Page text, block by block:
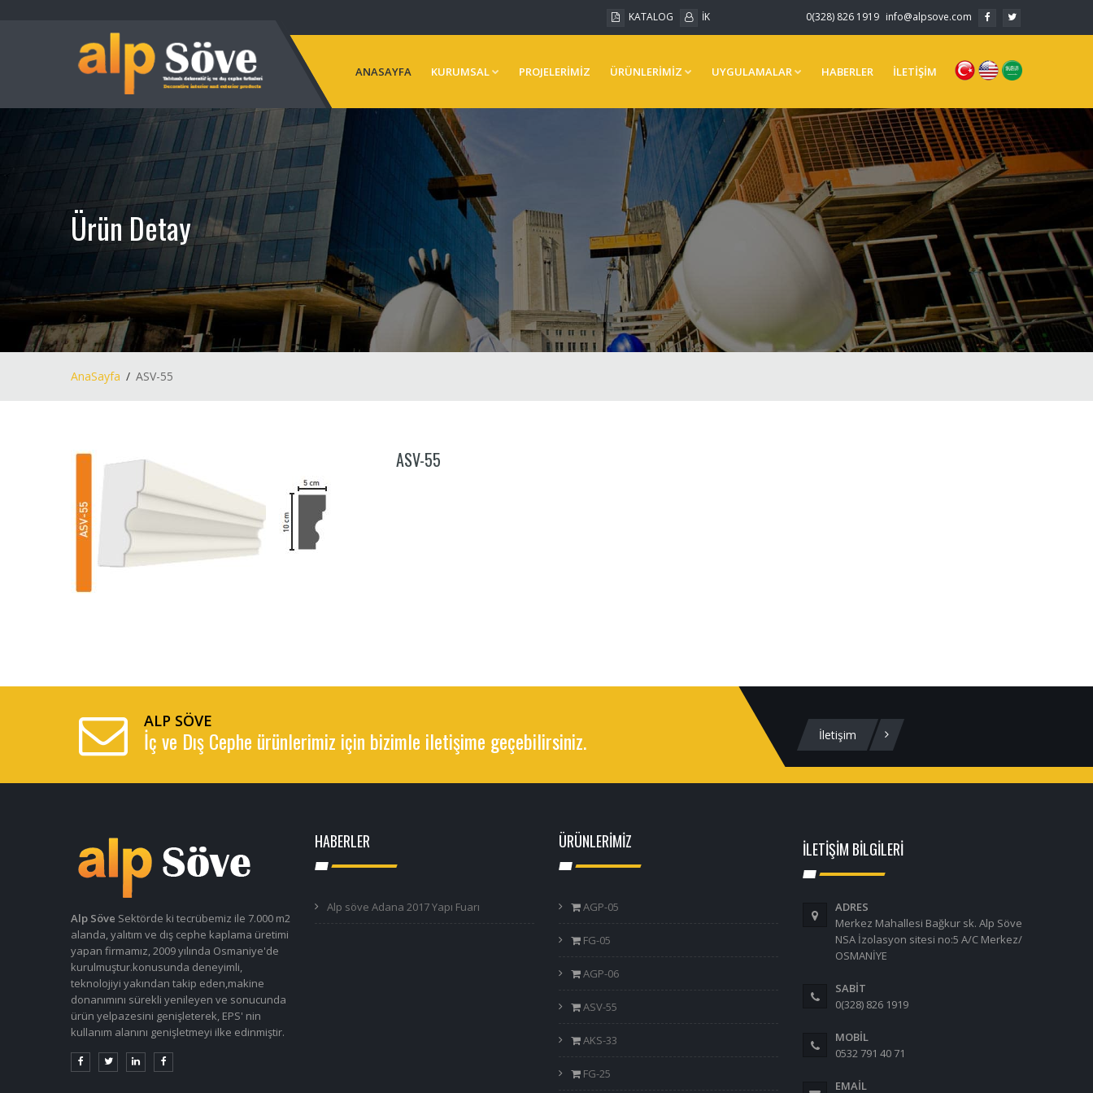
KATALOG İK 0(328) 826 1919 info@alpsove.com
ANASAYFA KURUMSAL PROJELERİMİZ ÜRÜNLERİMİZ UYGULAMALAR HABERLER İLETİŞİM
Ürün Detay
AnaSayfa ASV-55
ASV-55
ALP SÖVE
İç ve Dış Cephe ürünlerimiz için bizimle iletişime geçebilirsiniz. İletişim
Alp Söve Sektörde ki tecrübemiz ile 7.000 m2
alanda, yalıtım ve dış cephe kaplama üretimi
yapan firmamız, 2009 yılında Osmaniye'de
kurulmuştur.konusunda deneyimli,
teknolojiyi yakından takip eden,makine
donanımını sürekli yenileyen ve sonucunda
ürün yelpazesini genişleterek, EPS' nin
kullanım alanını genişletmeyi ilke edinmiştir.
HABERLER
Alp söve Adana 2017 Yapı Fuarı
ÜRÜNLERİMİZ
AGP-05
FG-05
AGP-06
ASV-55
AKS-33
FG-25
İLETİŞİM BİLGİLERİ
ADRES
Merkez Mahallesi Bağkur sk. Alp Söve
NSA İzolasyon sitesi no:5 A/C Merkez/
OSMANİYE
SABİT
0(328) 826 1919
MOBİL
0532 791 40 71
EMAIL